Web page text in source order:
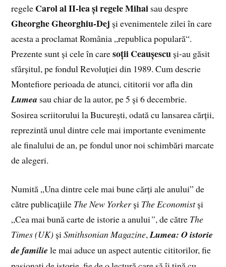
regele Carol al II-lea și regele Mihai sau despre
Gheorghe Gheorghiu-Dej și evenimentele zilei în care
acesta a proclamat România „republica populară“.
Prezente sunt și cele în caresoții Ceaușescu și-au găsit
sfârșitul, pe fondul Revoluției din 1989. Cum descrie
Montefiore perioada de atunci,cititorii vor afla din
Lumea sau chiar de la autor, pe 5 și 6 decembrie.
Sosirea scriitorului la București, odată cu lansarea cărții,
reprezintă unul dintre cele mai importante evenimente
ale finalului de an, pe fondul unor noi schimbări marcate
de alegeri.
Numită „Una dintre cele mai bune cărți ale anului” de
către publicațiile The New Yorkerși The Economistși
„Cea mai bună carte de istorie a anului”, de către The
Times (UK) șiSmithsonian Magazine,Lumea: O istorie
de familie le mai aduce un aspect autentic cititorilor, fie